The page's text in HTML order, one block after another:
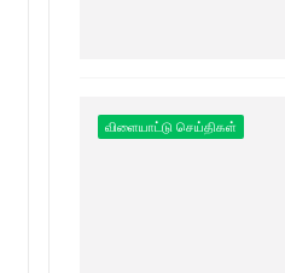
விளையாட்டு செய்திகள்